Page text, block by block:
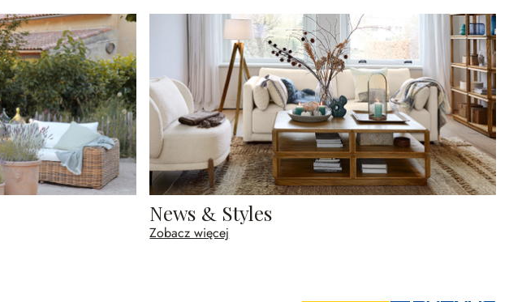
News & Styles
Zobacz więcej